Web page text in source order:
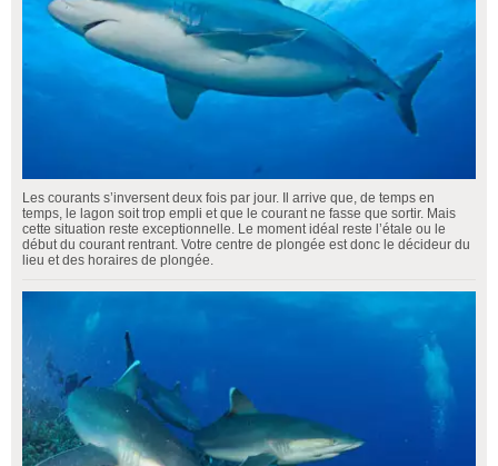
Les courants s’inversent deux fois par jour. Il arrive que, de temps en
temps, le lagon soit trop empli et que le courant ne fasse que sortir. Mais
cette situation reste exceptionnelle. Le moment idéal reste l’étale ou le
début du courant rentrant. Votre centre de plongée est donc le décideur du
lieu et des horaires de plongée.